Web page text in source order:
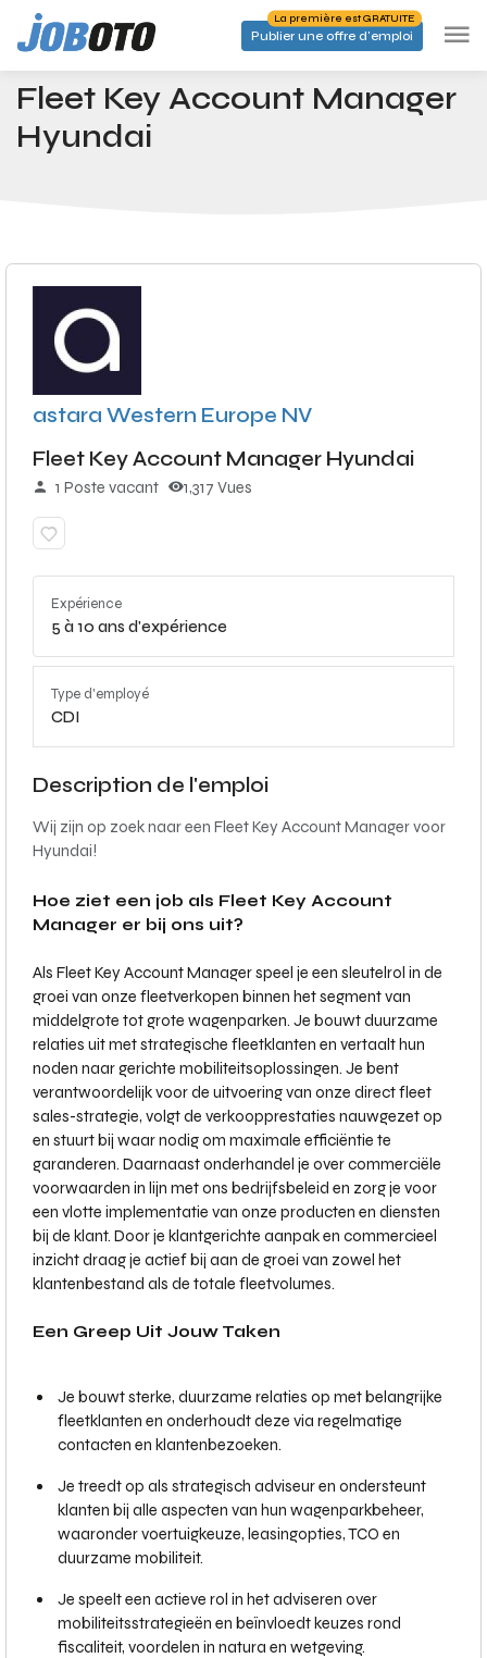
Skip to main content
Publier une offre d'emploi
La première est GRATUITE
Accueil Emplois Fleet Key Account Manager Hyundai
Fleet Key Account Manager
Hyundai
astara Western Europe NV
Fleet Key Account Manager Hyundai
1 Poste vacant 1,317 Vues
Expérience
5 à 10 ans d'expérience
Type d'employé
CDI
Description de l'emploi
Wij zijn op zoek naar een Fleet Key Account Manager voor
Hyundai!
Hoe ziet een job als Fleet Key Account
Manager er bij ons uit?
Als Fleet Key Account Manager speel je een sleutelrol in de
groei van onze fleetverkopen binnen het segment van
middelgrote tot grote wagenparken. Je bouwt duurzame
relaties uit met strategische fleetklanten en vertaalt hun
noden naar gerichte mobiliteitsoplossingen. Je bent
verantwoordelijk voor de uitvoering van onze direct fleet
sales-strategie, volgt de verkoopprestaties nauwgezet op
en stuurt bij waar nodig om maximale efficiëntie te
garanderen. Daarnaast onderhandel je over commerciële
voorwaarden in lijn met ons bedrijfsbeleid en zorg je voor
een vlotte implementatie van onze producten en diensten
bij de klant. Door je klantgerichte aanpak en commercieel
inzicht draag je actief bij aan de groei van zowel het
klantenbestand als de totale fleetvolumes.
Een Greep Uit Jouw Taken
Je bouwt sterke, duurzame relaties op met belangrijke
fleetklanten en onderhoudt deze via regelmatige
contacten en klantenbezoeken.
Je treedt op als strategisch adviseur en ondersteunt
klanten bij alle aspecten van hun wagenparkbeheer,
waaronder voertuigkeuze, leasingopties, TCO en
duurzame mobiliteit.
Je speelt een actieve rol in het adviseren over
mobiliteitsstrategieën en beïnvloedt keuzes rond
fiscaliteit, voordelen in natura en wetgeving.